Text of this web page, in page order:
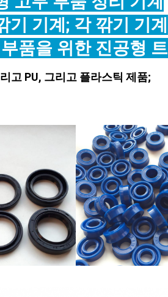
기 기계; 각 깎기 기계
품을 위한 진공형
고 PU, 그리고 플라스틱 제품;